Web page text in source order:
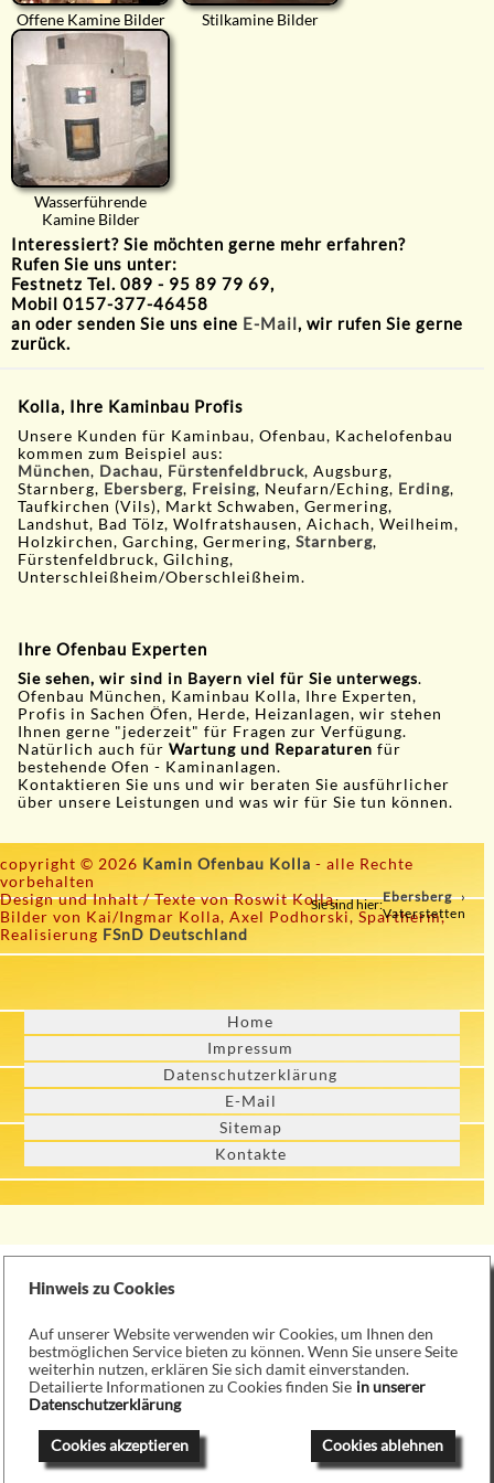
Offene Kamine Bilder Stilkamine Bilder
Wasserführende
Kamine Bilder
Interessiert? Sie möchten gerne mehr erfahren?
Rufen Sie uns unter:
Festnetz Tel. 089 - 95 89 79 69,
Mobil 0157-377-46458
an oder senden Sie uns eine E-Mail, wir rufen Sie gerne
zurück.
Kolla, Ihre Kaminbau Profis
Unsere Kunden für Kaminbau, Ofenbau, Kachelofenbau
kommen zum Beispiel aus:
München, Dachau, Fürstenfeldbruck, Augsburg,
Starnberg, Ebersberg, Freising, Neufarn/Eching, Erding,
Taufkirchen (Vils), Markt Schwaben, Germering,
Landshut, Bad Tölz, Wolfratshausen, Aichach, Weilheim,
Holzkirchen, Garching, Germering,Starnberg,
Fürstenfeldbruck, Gilching,
Unterschleißheim/Oberschleißheim.
Ihre Ofenbau Experten
Sie sehen, wir sind in Bayern viel für Sie unterwegs.
Ofenbau München, Kaminbau Kolla, Ihre Experten,
Profis in Sachen Öfen, Herde, Heizanlagen, wir stehen
Ihnen gerne "jederzeit" für Fragen zur Verfügung.
Natürlich auch fürWartung und Reparaturen für
bestehende Ofen - Kaminanlagen.
Kontaktieren Sie uns und wir beraten Sie ausführlicher
über unsere Leistungen und was wir für Sie tun können.
copyright © 2026 Kamin Ofenbau Kolla - alle Rechte
vorbehalten
Design und Inhalt / Texte von Roswit Kolla,
Bilder von Kai/Ingmar Kolla, Axel Podhorski, Spartherm,
Realisierung FSnD Deutschland
Sie sind hier:Ebersberg
Vaterstetten
Home
Impressum
Datenschutzerklärung
E-Mail
Sitemap
Kontakte
Hinweis zu Cookies
Auf unserer Website verwenden wir Cookies, um Ihnen den
bestmöglichen Service bieten zu können. Wenn Sie unsere Seite
weiterhin nutzen, erklären Sie sich damit einverstanden.
Detailierte Informationen zu Cookies finden Sie in unserer
Datenschutzerklärung
Cookies ablehnen
Cookies akzeptieren